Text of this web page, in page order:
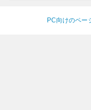
PC向けのペー